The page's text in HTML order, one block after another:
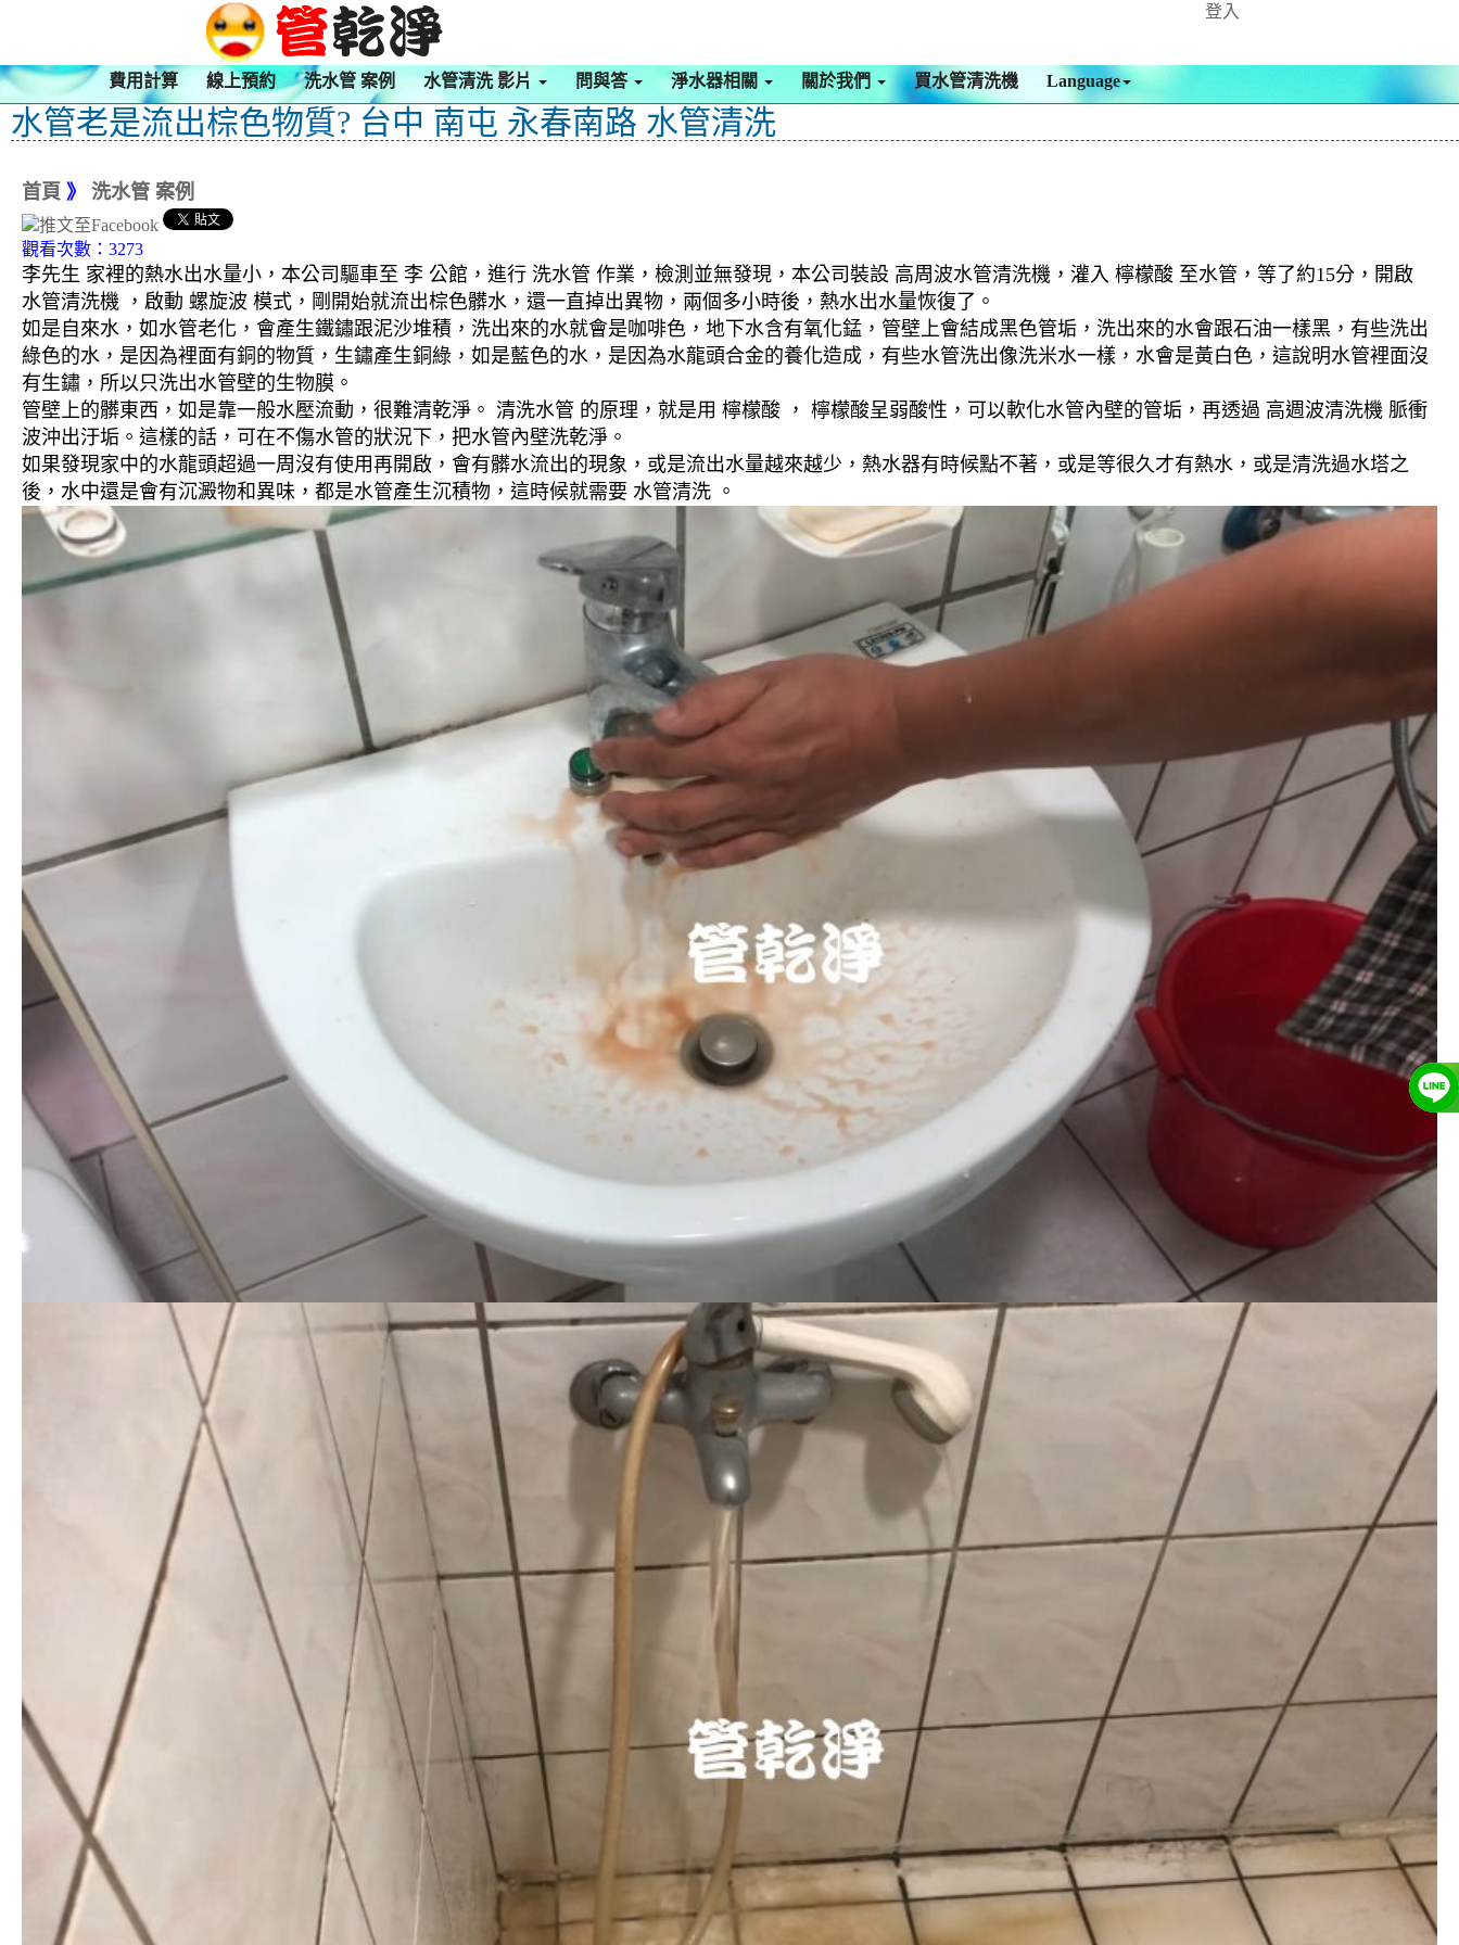
登入
費用計算 線上預約 洗水管 案例 水管清洗 影片 問與答 淨水器相關 關於我們 買水管清洗機 Language
水管老是流出棕色物質? 台中 南屯 永春南路 水管清洗
首頁 》 洗水管 案例
觀看次數：3273
李先生 家裡的熱水出水量小，本公司驅車至 李 公館，進行 洗水管 作業，檢測並無發現，本公司裝設 高周波水管清洗機，灌入 檸檬酸 至水管，等了約15分，開啟
水管清洗機 ，啟動 螺旋波 模式，剛開始就流出棕色髒水，還一直掉出異物，兩個多小時後，熱水出水量恢復了。
如是自來水，如水管老化，會產生鐵鏽跟泥沙堆積，洗出來的水就會是咖啡色，地下水含有氧化錳，管壁上會結成黑色管垢，洗出來的水會跟石油一樣黑，有些洗出
綠色的水，是因為裡面有銅的物質，生鏽產生銅綠，如是藍色的水，是因為水龍頭合金的養化造成，有些水管洗出像洗米水一樣，水會是黃白色，這說明水管裡面沒
有生鏽，所以只洗出水管壁的生物膜。
管壁上的髒東西，如是靠一般水壓流動，很難清乾淨。 清洗水管 的原理，就是用 檸檬酸 ， 檸檬酸呈弱酸性，可以軟化水管內壁的管垢，再透過 高週波清洗機 脈衝
波沖出汙垢。這樣的話，可在不傷水管的狀況下，把水管內壁洗乾淨。
如果發現家中的水龍頭超過一周沒有使用再開啟，會有髒水流出的現象，或是流出水量越來越少，熱水器有時候點不著，或是等很久才有熱水，或是清洗過水塔之
後，水中還是會有沉澱物和異味，都是水管產生沉積物，這時候就需要 水管清洗 。